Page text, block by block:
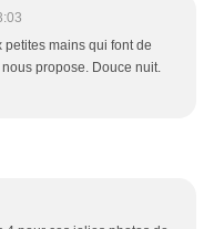
petites mains qui font de
propose. Douce nuit.